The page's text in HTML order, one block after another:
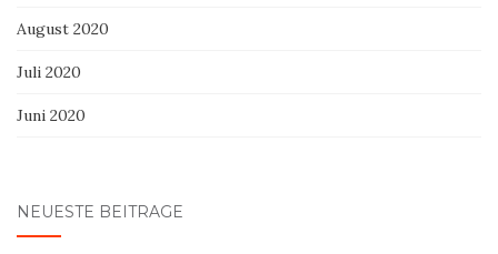
August 2020
Juli 2020
Juni 2020
NEUESTE BEITRÄGE